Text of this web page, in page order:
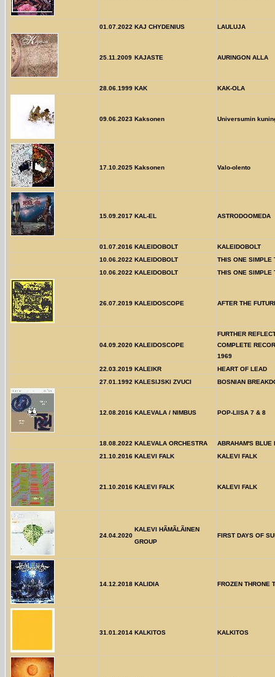
01.07.2022 KAJ CHYDENIUS LAULUJA
25.11.2009 KAJASTE AURINGON ALLA
28.06.1999 KAK KAK-OLA
09.06.2023 Kaksonen Universumin
17.10.2025 Kaksonen Valo-olento
15.09.2017 KAL-EL ASTRODOOMEDA
01.07.2016 KALEIDOBOLT
KALEIDOBOLT
10.06.2022 KALEIDOBOLT
THIS ONE SIMPLE
10.06.2022 KALEIDOBOLT THIS ONE SIMPLE
26.07.2019 KALEIDOSCOPE AFTER THE
04.09.2020 KALEIDOSCOPE
FURTHER
COMPLETE
1969
22.03.2019 KALEIKR
HEART OF LEAD
27.01.1992 KALESIJSKI ZVUCI BOSNIAN
12.08.2016 KALEVALA / NIMBUS POP-LIISA 7 & 8
18.08.2022 KALEVALA ORCHESTRA
ABRAHAM'S BLUE
21.10.2016 KALEVI FALK KALEVI FALK
21.10.2016 KALEVI FALK KALEVI FALK
24.04.2020
KALEVI HÃMÃLÃINEN
GROUP
FIRST DAYS OF
14.12.2018 KALIDIA FROZEN THRONE
31.01.2014 KALKITOS KALKITOS